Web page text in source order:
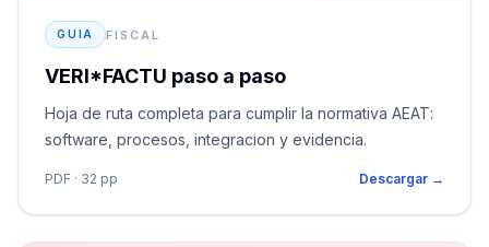
GUIA FISCAL
VERI*FACTU paso a paso
Hoja de ruta completa para cumplir la normativa AEAT:
software, procesos, integracion y evidencia.
PDF · 32 pp Descargar →